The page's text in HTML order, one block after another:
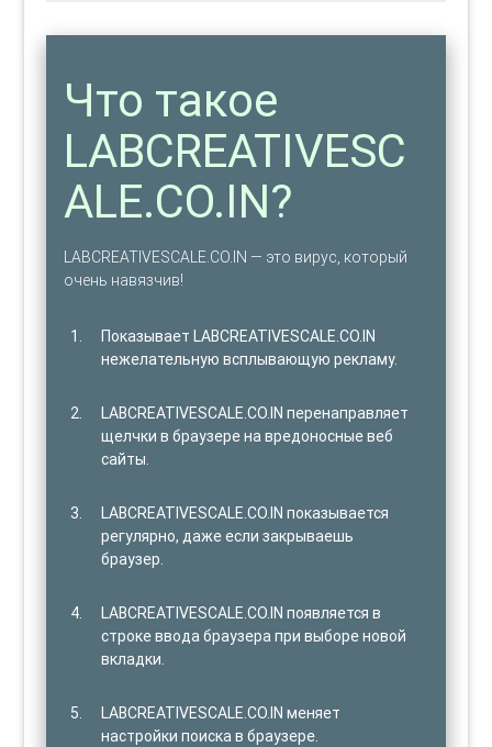
Что такое
LABCREATIVESC
ALE.CO.IN?
LABCREATIVESCALE.CO.IN — это вирус, который
очень навязчив!
Показывает LABCREATIVESCALE.CO.IN
нежелательную всплывающую рекламу.
LABCREATIVESCALE.CO.IN перенаправляет
щелчки в браузере на вредоносные веб
сайты.
LABCREATIVESCALE.CO.IN показывается
регулярно, даже если закрываешь
браузер.
LABCREATIVESCALE.CO.IN появляется в
строке ввода браузера при выборе новой
вкладки.
LABCREATIVESCALE.CO.IN меняет
настройки поиска в браузере.